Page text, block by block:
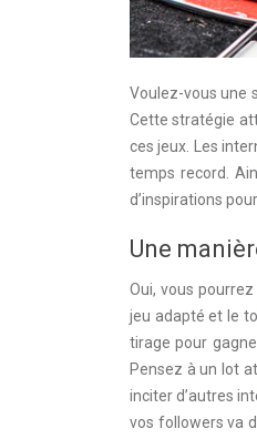
Voulez-vous une
Cette stratégie
ces jeux. Les
temps record.
d’inspirations
Une
Oui, vous
jeu adapté et le
tirage pour
Pensez à un lot
inciter d’autres
vos followers va